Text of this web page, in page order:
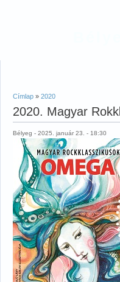
Címlap » 2020
2020. Magyar
Bélyeg - 2025. január 23. - 18:30